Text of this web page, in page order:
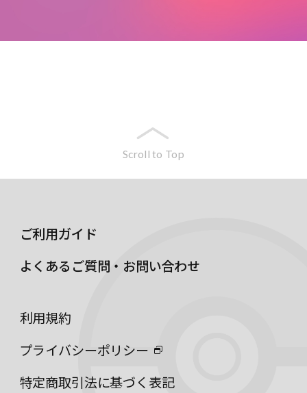
Scroll to Top
ご利用ガイド
よくあるご質問・お問い合わせ
利用規約
プライバシーポリシー
特定商取引法に基づく表記